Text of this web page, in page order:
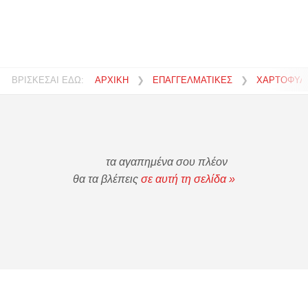
ΒΡΙΣΚΕΣΑΙ ΕΔΩ: ΑΡΧΙΚΗ ❯ ΕΠΑΓΓΕΛΜΑΤΙΚΕΣ ❯
τα αγαπημένα σου πλέον
θα τα βλέπεις σε αυτή τη σελίδα »